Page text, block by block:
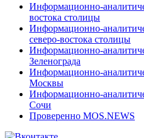
Информационно-
востока столицы
Информационно-
северо-востока столицы
Информационно-
Зеленограда
Информационно-
Москвы
Информационно-
Сочи
Проверенно MOS.NEWS